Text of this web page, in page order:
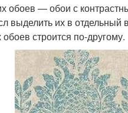
обоев — обои с
выделить их в
обоев строится по-другому.